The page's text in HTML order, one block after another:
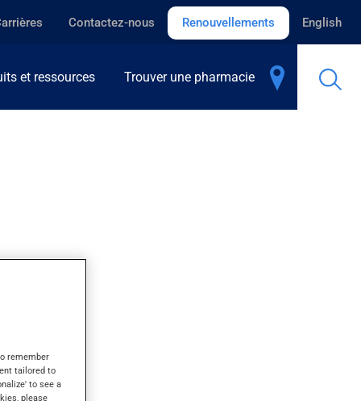
Contactez-nous Renouvellements English
et ressources Trouver une pharmacie
remember
tailored to
to see a
please